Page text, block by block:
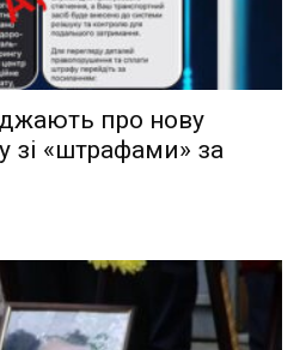
про нову
зі «штрафами» за